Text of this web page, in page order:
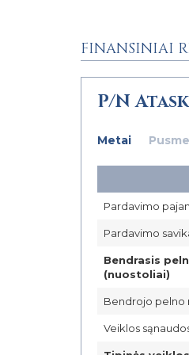
FINANSINIAI
P/N
Metai
Pardavimo
Pardavimo
Bendrasis
(nuostoliai)
Bendrojo pelno
Veiklos